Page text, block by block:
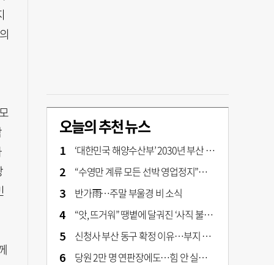
오늘의 추천 뉴스
‘대한민국 해양수산부’ 2030년 부산 북항시대 연다
“수영만 계류 모든 선박 영업정지”… 재개발 속도전
반가雨…주말 부울경 비 소식
“앗, 뜨거워” 땡볕에 달궈진 ‘사직 불가마’ 관중석 무려 70도
신청사 부산 동구 확정 이유…부지 용이성·접근성·집적 가능성이 운명 갈랐다 [해수부 북항 시대]
당원 2만 명 연판장에도…힘 안 실리는 ‘장동혁 사퇴’ 공세